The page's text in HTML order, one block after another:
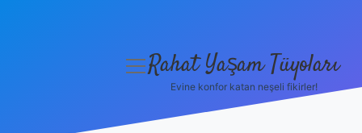
menüyü
Rahat Yaşam Tüyoları
Evine konfor katan neşeli fikirler!